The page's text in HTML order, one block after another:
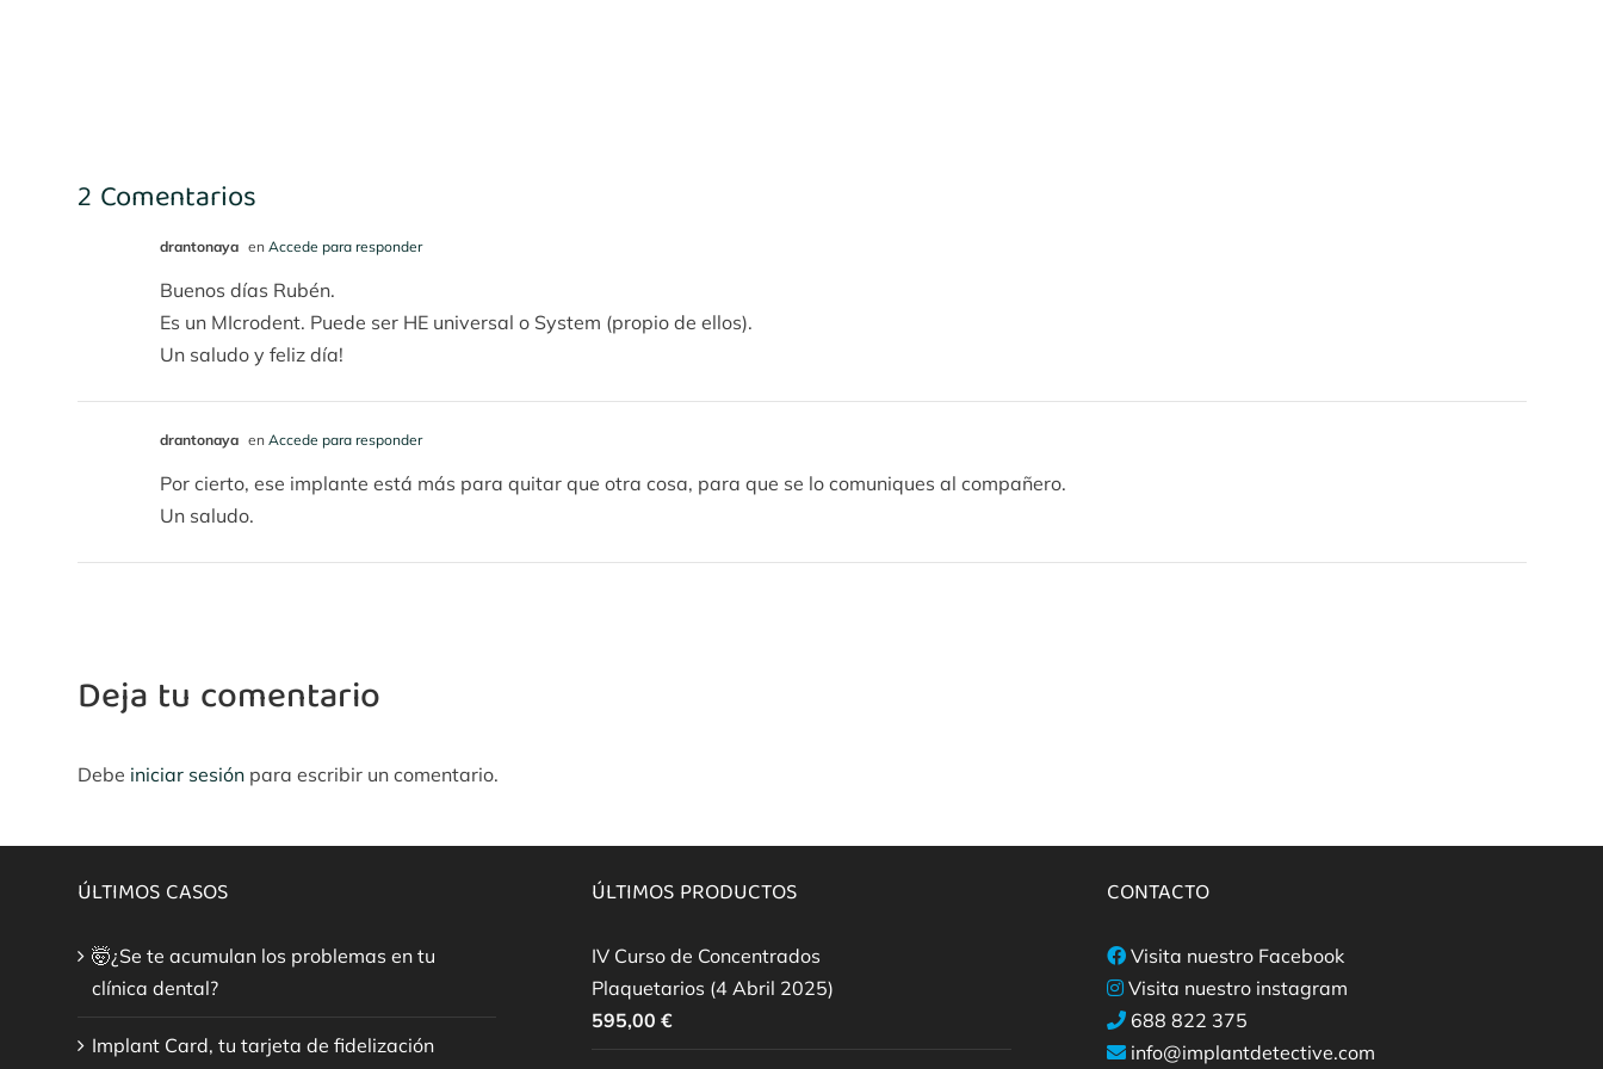
2 Comentarios
drantonaya en Accede para responder
Buenos días Rubén.
Es un MIcrodent. Puede ser HE universal o System (propio de ellos).
Un saludo y feliz día!
drantonaya en Accede para responder
Por cierto, ese implante está más para quitar que otra cosa, para que se lo comuniques al compañero.
Un saludo.
Deja tu comentario
Debe iniciar sesión para escribir un comentario.
ÚLTIMOS CASOS
🤯¿Se te acumulan los problemas en tu
clínica dental?
Implant Card, tu tarjeta de fidelización
ÚLTIMOS PRODUCTOS
IV Curso de Concentrados
Plaquetarios (4 Abril 2025)
595,00€
CONTACTO
Visita nuestro Facebook
Visita nuestro instagram
688 822 375
info@implantdetective.com